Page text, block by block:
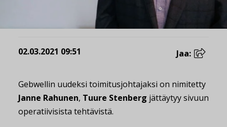
02.03.2021 09:51 Jaa:
Gebwellin uudeksi toimitusjohtajaksi on nimitetty
Janne Rahunen, Tuure Stenberg jättäytyy sivuun
operatiivisista tehtävistä.